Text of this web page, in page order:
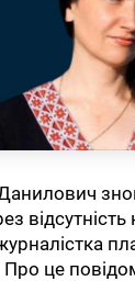
Про це